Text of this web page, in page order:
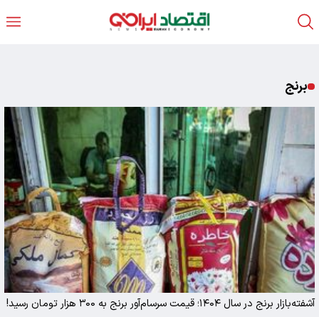
برنج
آشفته‌بازار برنج در سال ۱۴۰۴؛ قیمت سرسام‌آور برنج به ۳۰۰ هزار تومان رسید!